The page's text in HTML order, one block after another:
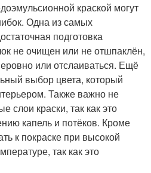
краской могут
Одна из самых
подготовка
не очищен или не отшпаклён,
или отслаиваться. Ещё
выбор цвета, который
Также важно не
слои краски, так как это
капель и потёков. Кроме
к покраске при высокой
так как это